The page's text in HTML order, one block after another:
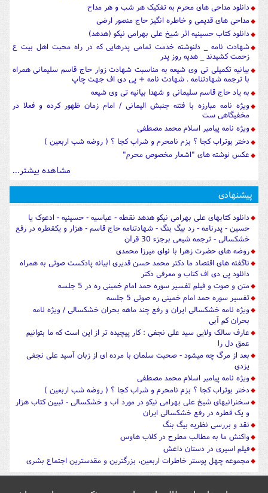
دانلود مداحی های محرم به تفکیک هر شب و هر مداح
مداحی های قدیمی و خاطره انگیز حاج منصور ارضی
دانلود کتاب حسینیه اثر شیخ علی بهرامی نیکو (هدهد)
شهادت نامه _ دلنوشته خدمت تمامی پدرهایی که در راه محبت اهل بیت ع
زحمت کشیدند _ هدیه روز پدر
بیانیه تکمیلی تی وی شیعه به مناسبت شهادت زوار حاج قاسم سلیمانی همراه
با ترجمه شهادتنامه . شهادت نامه + پی دی اف جهت چاپ
به یاد حاج قاسم سلیمانی و شهدا بیانیه تی وی شیعه
ویژه نامه مبارزه با فتنه جنبش الیمانی / امام زمان ظهور کرده و فعلا در
مخفیگاهی ست
ویژه نامه پیامبر اسلام محمد مصطفی
دختر بوتراب کجا ؟ بزم نامحرم و شراب کجا ؟ ( روضه شب اربعین )
عکس نوشته های "اشعار مخصوص محرم"
مشاهده بیشتر...
پیشنهادی
دانلود کتابهای علی بهرامی نیکو هدهد نقطه - عباسیه - حسینیه - ادعوک یا
حسین - پدرنامه - رد بیگ بنگ - شهادتنامه حاج قاسم - هزار و یکقطره در رفع
خشکسالی - ترجمه شیعی برجزء 30 قرآن
روضه های حضرت زهرا با نوای میرزا محمدی
ناگفته های اقتصاد ما دکتر محمد حسن قدیری ابیانه پادکست صوتی به همراه
دانلود پی دی اف کتاب و معرفی دکتر
متن و صوت و فیلم تفسیر سوره حمد امام خمینی ره در 5 جلسه
تفسیر سوره حمد امام خمینی ره صوتی 5 جلسه
ویژه نامه خشکسالی ایران و رفع چند ماهه بحران خشکسالی / ویژه نامه
بحران کم آبی
عارف سالک ولایی سید علی نجفی : کار پیچیده تر از این است که ما بتوانیم
عمق دل را
بعد از مرگ چه میشود - صحبت سلمان با مرده ای از زبان آسید علی نجفی
یزدی
ویژه نامه پیامبر اسلام محمد مصطفی
دختر بوتراب کجا ؟ بزم نامحرم و شراب کجا ؟ ( روضه شب اربعین )
سخنرانیهای شیخ علی بهرامی نیکو در مورد آب و خشکسالی - تببین کتاب هزار
و یک قطره در رفع خشکسالی ایران
نقد و بررسی نظریه بیگ بنگ
واکنش ما به مطالب مطرح در کلاب هاوس
فیلم اسیری در دستان داعش
مجموعه چهل پوستر خاطرات اربعین، بزرگترین و مقدسترین اجتماع بشری